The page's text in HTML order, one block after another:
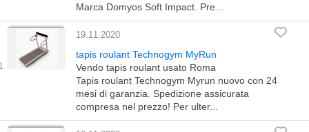
Marca Domyos Soft Impact. Pre...
19.11.2020
tapis roulant Technogym MyRun
Vendo tapis roulant usato Roma
Tapis roulant Technogym Myrun nuovo con 24
mesi di garanzia. Spedizione assicurata
compresa nel prezzo! Per ulter...